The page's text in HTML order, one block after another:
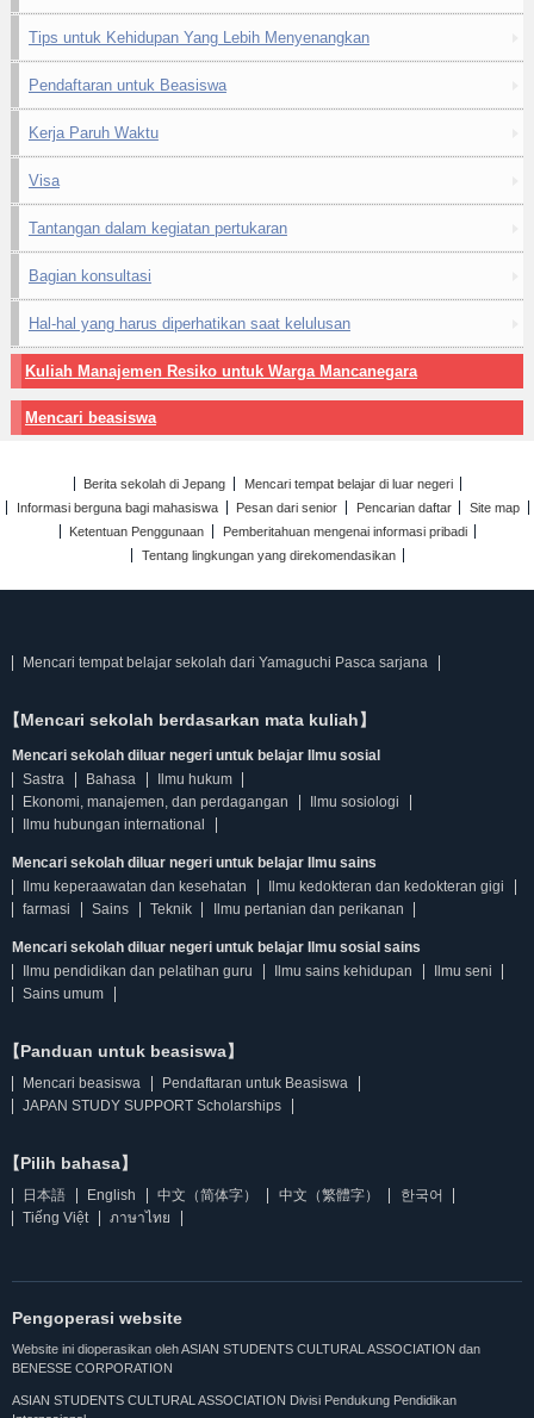
Tips untuk Kehidupan Yang Lebih Menyenangkan
Pendaftaran untuk Beasiswa
Kerja Paruh Waktu
Visa
Tantangan dalam kegiatan pertukaran
Bagian konsultasi
Hal-hal yang harus diperhatikan saat kelulusan
Kuliah Manajemen Resiko untuk Warga Mancanegara
Mencari beasiswa
Berita sekolah di Jepang
Mencari tempat belajar di luar negeri
Informasi berguna bagi mahasiswa
Pesan dari senior Pencarian daftar
Site map
Ketentuan Penggunaan
Pemberitahuan mengenai informasi pribadi
Tentang lingkungan yang direkomendasikan
Mencari tempat belajar sekolah dari Yamaguchi Pasca sarjana
【Mencari sekolah berdasarkan mata kuliah】
Mencari sekolah diluar negeri untuk belajar Ilmu sosial
Sastra
Bahasa
Ilmu hukum
Ekonomi, manajemen, dan perdagangan
Ilmu sosiologi
Ilmu hubungan international
Mencari sekolah diluar negeri untuk belajar Ilmu sains
Ilmu keperaawatan dan kesehatan
Ilmu kedokteran dan kedokteran gigi
farmasi
Sains Teknik Ilmu pertanian dan perikanan
Mencari sekolah diluar negeri untuk belajar Ilmu sosial sains
Ilmu pendidikan dan pelatihan guru
Ilmu sains kehidupan
Ilmu seni
Sains umum
【Panduan untuk beasiswa】
Mencari beasiswa
Pendaftaran untuk Beasiswa
JAPAN STUDY SUPPORT Scholarships
【Pilih bahasa】
日本語 English 中文（简体字） 中文（繁體字）
한국어
Tiếng Việt
ภาษาไทย
Pengoperasi website
Website ini dioperasikan oleh ASIAN STUDENTS CULTURAL ASSOCIATION dan
BENESSE CORPORATION
ASIAN STUDENTS CULTURAL ASSOCIATION Divisi Pendukung Pendidikan